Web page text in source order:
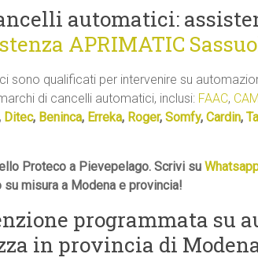
automatici:
APRIMATIC
sono qualificati per intervenire su
di cancelli automatici, inclusi: FAAC,
Ditec, Beninca, Erreka, Roger, Somfy, Cardin,
Proteco a Pievepelago. Scrivi su
misura a Modena e provincia!
programmata su
in provincia di